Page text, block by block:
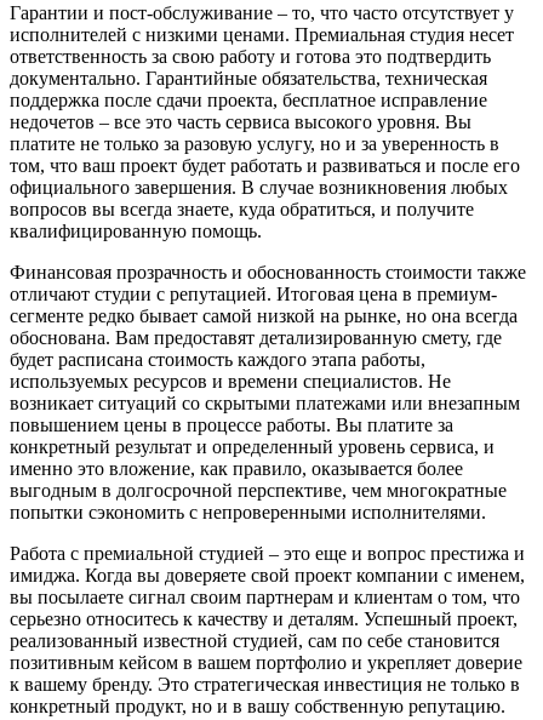
Гарантии и пост-обслуживание – то, что часто отсутствует у
исполнителей с низкими ценами. Премиальная студия несет
ответственность за свою работу и готова это подтвердить
документально. Гарантийные обязательства, техническая
поддержка после сдачи проекта, бесплатное исправление
недочетов – все это часть сервиса высокого уровня. Вы
платите не только за разовую услугу, но и за уверенность в
том, что ваш проект будет работать и развиваться и после его
официального завершения. В случае возникновения любых
вопросов вы всегда знаете, куда обратиться, и получите
квалифицированную помощь.
Финансовая прозрачность и обоснованность стоимости также
отличают студии с репутацией. Итоговая цена в премиум-
сегменте редко бывает самой низкой на рынке, но она всегда
обоснована. Вам предоставят детализированную смету, где
будет расписана стоимость каждого этапа работы,
используемых ресурсов и времени специалистов. Не
возникает ситуаций со скрытыми платежами или внезапным
повышением цены в процессе работы. Вы платите за
конкретный результат и определенный уровень сервиса, и
именно это вложение, как правило, оказывается более
выгодным в долгосрочной перспективе, чем многократные
попытки сэкономить с непроверенными исполнителями.
Работа с премиальной студией – это еще и вопрос престижа и
имиджа. Когда вы доверяете свой проект компании с именем,
вы посылаете сигнал своим партнерам и клиентам о том, что
серьезно относитесь к качеству и деталям. Успешный проект,
реализованный известной студией, сам по себе становится
позитивным кейсом в вашем портфолио и укрепляет доверие
к вашему бренду. Это стратегическая инвестиция не только в
конкретный продукт, но и в вашу собственную репутацию.